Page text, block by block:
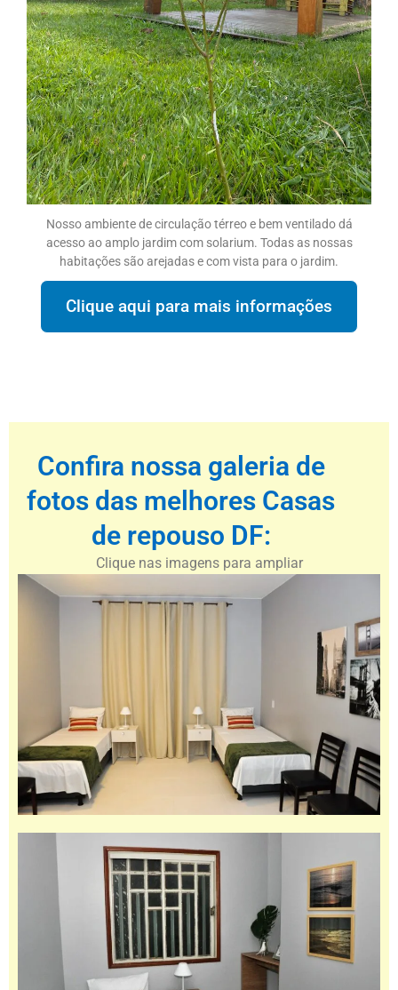
Nosso ambiente de circulação térreo e bem ventilado dá
acesso ao amplo jardim com solarium. Todas as nossas
habitações são arejadas e com vista para o jardim.
Clique aqui para mais informações
Confira nossa galeria de
fotos das melhores Casas
de repouso DF:
Clique nas imagens para ampliar